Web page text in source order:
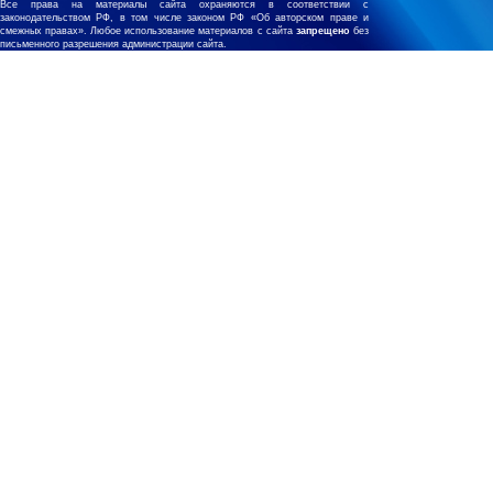
Все права на материалы сайта охраняются в соответствии с
законодательством РФ, в том числе законом РФ «Об авторском праве и
смежных правах». Любое использование материалов с сайта запрещенобез
письменного разрешения администрации сайта.